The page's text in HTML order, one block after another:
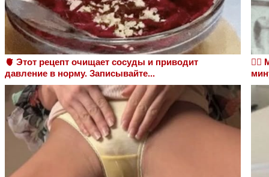
🫀 Этот рецепт очищает сосуды и приводит
давление в норму. Записывайте...
❤️‍🔥